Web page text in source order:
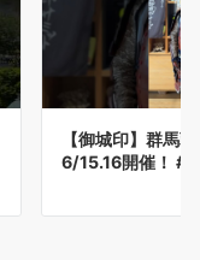
【御城印】群馬
6/15.16開催！ #